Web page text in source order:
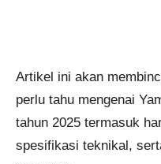
Artikel ini akan
perlu tahu mengenai
tahun 2025 termasuk
spesifikasi teknikal,